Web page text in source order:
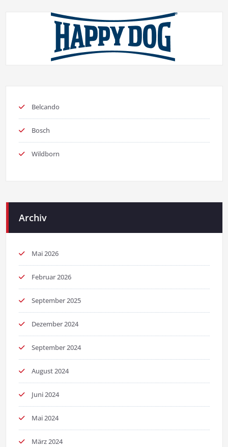
Belcando
Bosch
Wildborn
Archiv
Mai 2026
Februar 2026
September 2025
Dezember 2024
September 2024
August 2024
Juni 2024
Mai 2024
März 2024